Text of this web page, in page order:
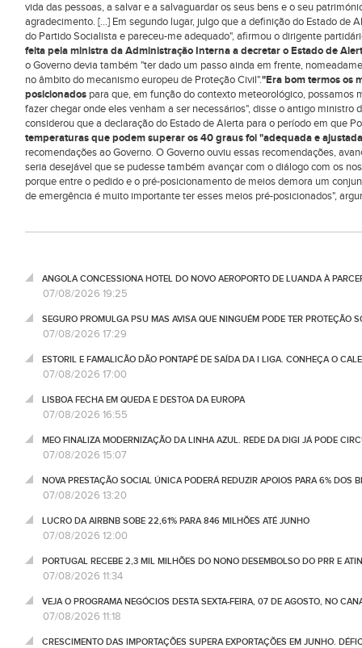
vida das pessoas, a salvar e a salvaguardar os seus bens e o seu
agradecimento. [...] Em segundo lugar, julgo que a definição do Estado de
do Partido Socialista e pareceu-me adequado", afirmou o dirigente
feita pela ministra da Administração Interna a decretar o Estado de
o Governo devia também "ter dado um passo ainda em frente,
no âmbito do mecanismo europeu de Proteção Civil"."Era bom termos os
posicionados para que, em função do contexto meteorológico, possamos
fazer chegar onde eles venham a ser necessários", disse o antigo
considerou que a declaração do Estado de Alerta para o período em que
temperaturas que podem superar os 40 graus foi "adequada e
recomendações ao Governo. O Governo ouviu essas recomendações,
seria desejável que se pudesse também avançar com o diálogo com os
porque entre o pedido e o pré-posicionamento de meios demora um
de emergência é muito importante ter esses meios pré-posicionados",
ANGOLA CONCESSIONA HOTEL DO NOVO AEROPORTO DE LUANDA À
07/08/2026 19:25
SEGURO PROMULGA PSU MAS AVISA QUE NINGUÉM PODE TER PROTEÇÃO
07/08/2026 17:29
ESTORIL E FAMALICÃO DÃO PONTAPÉ DE SAÍDA DA I LIGA. CONHEÇA O
07/08/2026 17:00
LISBOA FECHA EM QUEDA E DESTOA DA EUROPA
07/08/2026 16:55
MEO FINALIZA MODERNIZAÇÃO DA LINHA AZUL. REDE DA DIGI JÁ PODE
07/08/2026 15:07
NOVA PRESTAÇÃO SOCIAL ÚNICA PODERÁ REDUZIR APOIOS PARA 6% DOS
07/08/2026 13:20
LUCRO DA AIRBNB SOBE 22,61% PARA 846 MILHÕES ATÉ JUNHO
07/08/2026 12:00
PORTUGAL RECEBE 2,3 MIL MILHÕES DO NONO DESEMBOLSO DO PRR E
07/08/2026 11:34
VEJA O PROGRAMA NEGÓCIOS DESTA SEXTA-FEIRA, 07 DE AGOSTO, NO
07/08/2026 11:18
CRESCIMENTO DAS IMPORTAÇÕES SUPERA EXPORTAÇÕES EM JUNHO.